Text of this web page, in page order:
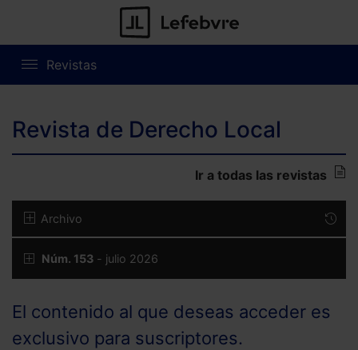
Revistas
Revista de Derecho Local
Ir a todas las revistas
Archivo
Núm. 153 - julio 2026
El contenido al que deseas acceder es
exclusivo para suscriptores.